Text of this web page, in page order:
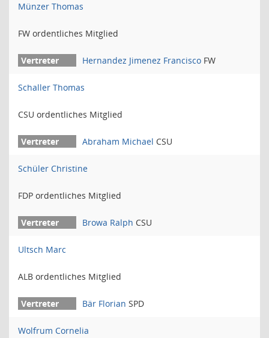
Münzer Thomas
FW ordentliches Mitglied
Hernandez Jimenez Francisco FW
Schaller Thomas
CSU ordentliches Mitglied
Abraham Michael CSU
Schüler Christine
FDP ordentliches Mitglied
Browa Ralph CSU
Ultsch Marc
ALB ordentliches Mitglied
Bär Florian SPD
Wolfrum Cornelia